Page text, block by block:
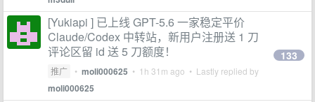
[Yukiapi ] 已上线 GPT-5.6 一家稳定平价
Claude/Codex 中转站，新用户注册送 1 刀
评论区留 id 送 5 刀额度！
推广 • moli000625 • 1h 31m ago • Lastly replied by
moli000625
133